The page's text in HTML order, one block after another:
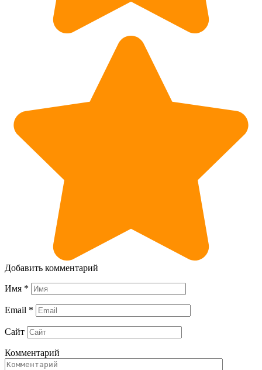
Добавить комментарий
Имя *
Email *
Сайт
Комментарий